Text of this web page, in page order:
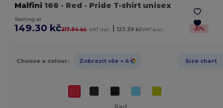
Malfini 168 - Red - Pride T-shirt unisex
Starting at
149.30 kč217.94 kč VAT incl. | 123.39 kčVAT excl. -31%
Choose a colour: Zobrazit vše + 4 Size chart